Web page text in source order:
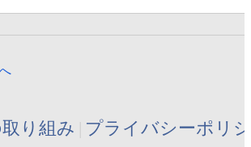
り組み プライバシーポリ